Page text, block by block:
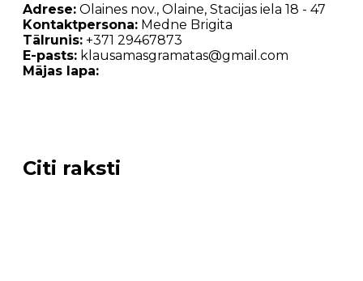
Adrese: Olaines nov., Olaine, Stacijas iela 18 - 47
Kontaktpersona: Medne Brigita
Tālrunis: +371 29467873
E-pasts: klausamasgramatas@gmail.com
Mājas lapa:
Citi raksti